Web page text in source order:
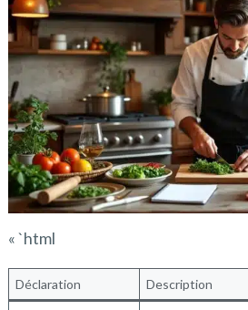
« `html
Déclaration Description